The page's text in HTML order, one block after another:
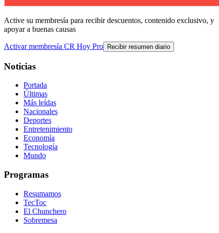
Active su membresía para recibir descuentos, contenido exclusivo, y
apoyar a buenas causas
Activar membresía CR Hoy Pro Recibir resumen diario
Noticias
Portada
Últimas
Más leídas
Nacionales
Deportes
Entretenimiento
Economía
Tecnología
Mundo
Programas
Resumamos
TecToc
El Chunchero
Sobremesa